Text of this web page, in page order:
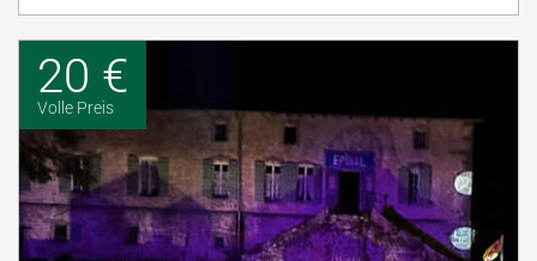
20 €
Volle Preis